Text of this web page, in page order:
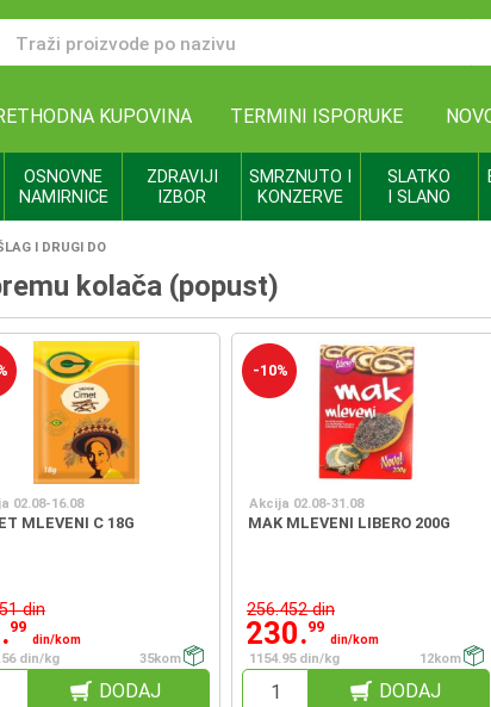
KUPOVINA TERMINI ISPORUKE
OSNOVNE
NAMIRNICE
ZDRAVIJI
IZBOR
SMRZNUTO I
KONZERVE
SLATKO
I SLANO
I DRUGI DO
kolača (popust)
02.08-16.08
MLEVENI C 18G
din
99
din/kom
din/kg
35kom
DODAJ
-10%
Akcija 02.08-31.08
MAK MLEVENI LIBERO 200G
256.452 din
230.99
din/kom
1154.95 din/kg
12kom
DODAJ